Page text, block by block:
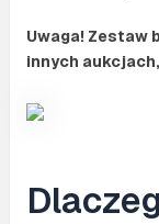
Uwaga! Zestaw
innych